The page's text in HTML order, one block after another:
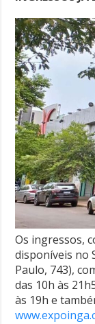
Os ingressos,
disponíveis no
Paulo, 743),
das 10h às
às 19h e